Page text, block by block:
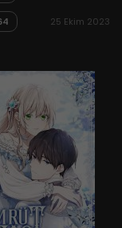
25 Ekim 2023